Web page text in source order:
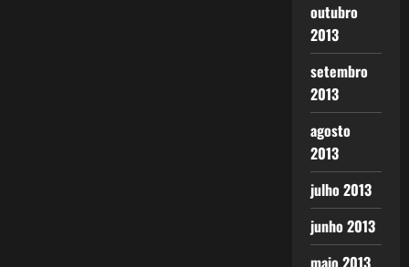
outubro
2013
setembro
2013
agosto
2013
julho 2013
junho 2013
maio 2013